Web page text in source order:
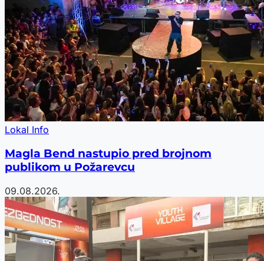
Lokal Info
Magla Bend nastupio pred brojnom
publikom u Požarevcu
09.08.2026.